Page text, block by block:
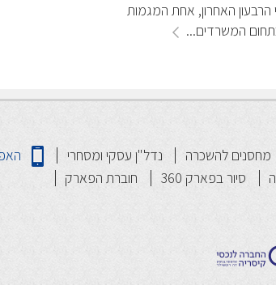
הרבעון האחרון, אחת המגמות
המשרדים...
מחסנים להשכרה נדל"ן עסקי ומסחרי
סיור בפארק 360 חוברת הפארק